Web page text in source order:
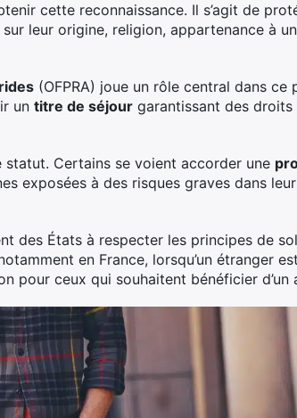
cette reconnaissance. Il s’agit de
leur origine, religion, appartenance à
(OFPRA) joue un rôle central dans ce
un titre de séjour garantissant des droits
statut. Certains se voient accorder une
exposées à des risques graves dans
des États à respecter les principes de
en France, lorsqu’un étranger est
pour ceux qui souhaitent bénéficier d’un